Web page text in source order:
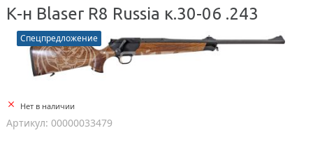
К-н Blaser R8 Russia к.30-06 .243
Спецпредложение
Нет в наличии
Артикул: 00000033479